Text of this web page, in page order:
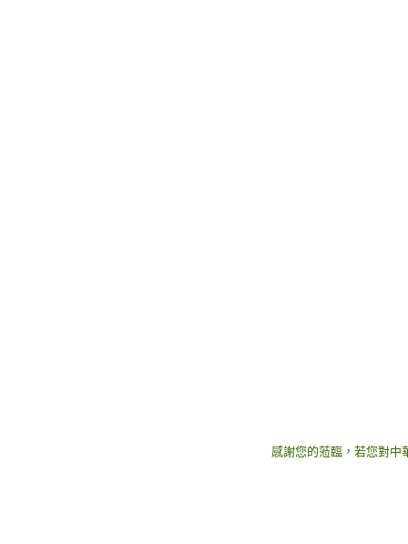
感謝您的蒞臨，若您對中